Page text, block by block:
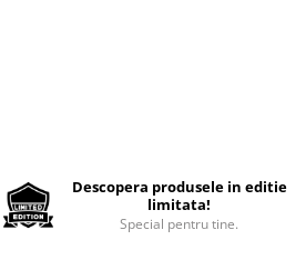
Descopera produsele in editie
limitata!
Special pentru tine.